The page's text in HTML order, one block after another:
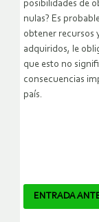
posibilidades de
nulas? Es
obtener recursos
adquiridos, le
que esto no
consecuencias
país.
ENTRADA